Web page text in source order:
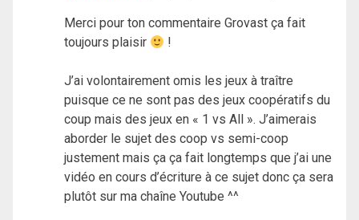
Merci pour ton commentaire Grovast ça fait
toujours plaisir
!
J’ai volontairement omis les jeux à traître
puisque ce ne sont pas des jeux coopératifs du
coup mais des jeux en « 1 vs All ». J’aimerais
aborder le sujet des coop vs semi-coop
justement mais ça ça fait longtemps que j’ai une
vidéo en cours d’écriture à ce sujet donc ça sera
plutôt sur ma chaîne Youtube ^^